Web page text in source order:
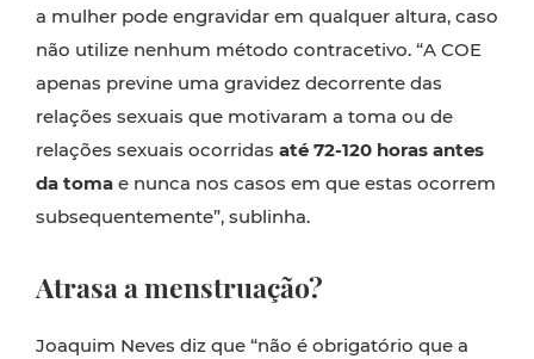
a mulher pode engravidar em qualquer altura, caso
não utilize nenhum método contracetivo. “A COE
apenas previne uma gravidez decorrente das
relações sexuais que motivaram a toma ou de
relações sexuais ocorridas até 72-120 horas antes
da toma e nunca nos casos em que estas ocorrem
subsequentemente”, sublinha.
Atrasa a menstruação?
Joaquim Neves diz que “não é obrigatório que a